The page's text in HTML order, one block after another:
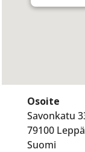
Osoite
Savonkatu
79100
Suomi